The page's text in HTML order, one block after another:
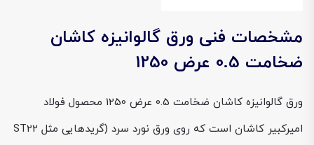
مشخصات فنی ورق گالوانیزه کاشان
ضخامت 0.5 عرض 1250
ورق گالوانیزه کاشان ضخامت 0.5 عرض 1250 محصول فولاد
امیرکبیر کاشان است که روی ورق نورد سرد (گریدهایی مثل ST22